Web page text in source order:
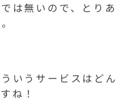
は無いので、とりあ
いうサービスはどん
ね！